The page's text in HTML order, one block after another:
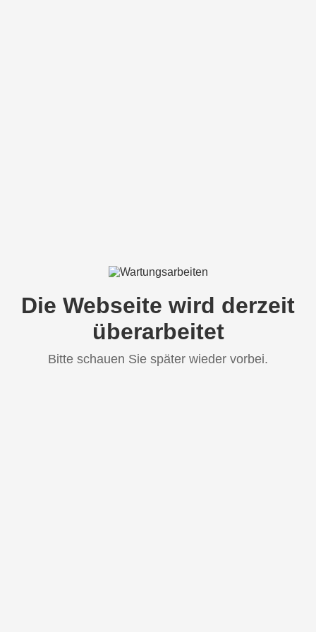
Die Webseite wird derzeit
überarbeitet
Bitte schauen Sie später wieder vorbei.